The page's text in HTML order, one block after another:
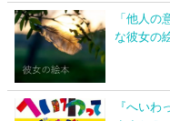
「他人の
な彼女の
『へいわ